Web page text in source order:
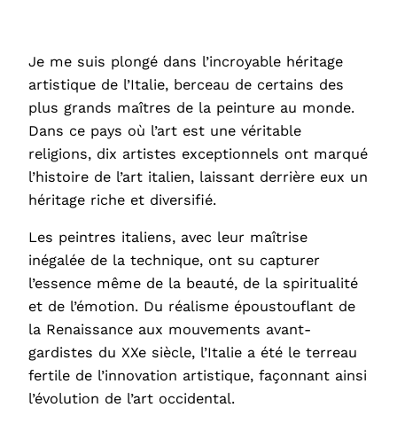
Je me suis plongé dans l’incroyable héritage
artistique de l’Italie, berceau de certains des
plus grands maîtres de la peinture au monde.
Dans ce pays où l’art est une véritable
religions, dix artistes exceptionnels ont marqué
l’histoire de l’art italien, laissant derrière eux un
héritage riche et diversifié.
Les peintres italiens, avec leur maîtrise
inégalée de la technique, ont su capturer
l’essence même de la beauté, de la spiritualité
et de l’émotion. Du réalisme époustouflant de
la Renaissance aux mouvements avant-
gardistes du XXe siècle, l’Italie a été le terreau
fertile de l’innovation artistique, façonnant ainsi
l’évolution de l’art occidental.